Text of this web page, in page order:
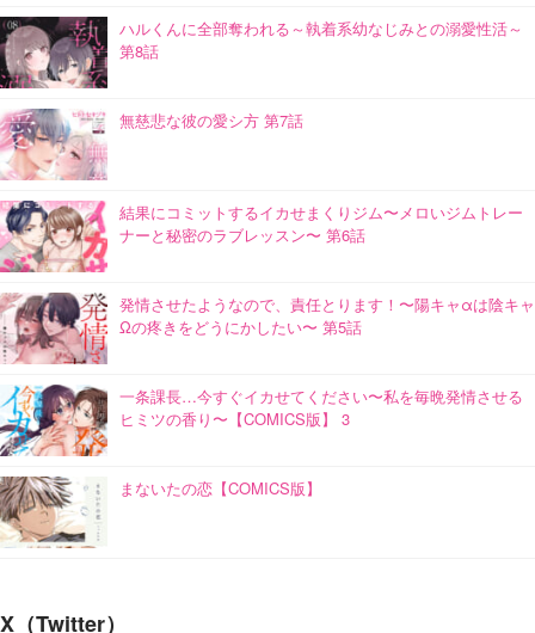
ハルくんに全部奪われる～執着系幼なじみとの溺愛性活～
第8話
無慈悲な彼の愛シ方 第7話
結果にコミットするイカせまくりジム〜メロいジムトレー
ナーと秘密のラブレッスン〜 第6話
発情させたようなので、責任とります！〜陽キャαは陰キャ
Ωの疼きをどうにかしたい〜 第5話
一条課長…今すぐイカせてください〜私を毎晩発情させる
ヒミツの香り〜【COMICS版】 3
まないたの恋【COMICS版】
X（Twitter）